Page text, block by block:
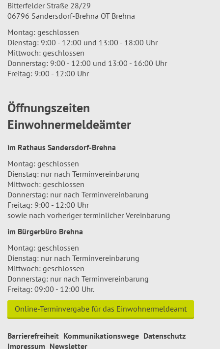
Bitterfelder Straße 28/29
06796 Sandersdorf-Brehna OT Brehna
Montag: geschlossen
Dienstag: 9:00 - 12:00 und 13:00 - 18:00 Uhr
Mittwoch: geschlossen
Donnerstag: 9:00 - 12:00 und 13:00 - 16:00 Uhr
Freitag: 9:00 - 12:00 Uhr
Öffnungszeiten
Einwohnermeldeämter
im Rathaus Sandersdorf-Brehna
Montag: geschlossen
Dienstag: nur nach Terminvereinbarung
Mittwoch: geschlossen
Donnerstag: nur nach Terminvereinbarung
Freitag: 9:00 - 12:00 Uhr
sowie nach vorheriger terminlicher Vereinbarung
im Bürgerbüro Brehna
Montag: geschlossen
Dienstag: nur nach Terminvereinbarung
Mittwoch: geschlossen
Donnerstag: nur nach Terminvereinbarung
Freitag: 09:00 - 12:00 Uhr.
Online-Terminvergabe für das Einwohnermeldeamt
Barrierefreiheit Kommunikationswege Datenschutz
Impressum Newsletter